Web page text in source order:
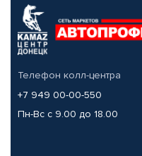
Телефон колл-центра
+7 949 00-00-550
Пн-Вс с 9.00 до 18.00